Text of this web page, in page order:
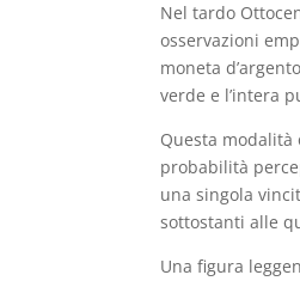
Nel tardo
osservazioni
moneta
verde e l’intera
Questa
probabilità
una singola
sottostanti alle
Una figura